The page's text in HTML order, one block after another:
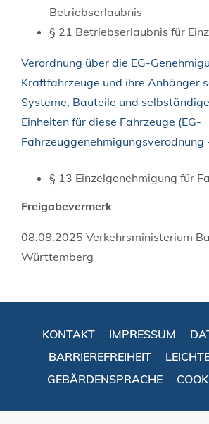
Betriebserlaubnis
§ 21 Betriebserlaubnis für
Verordnung über die EG-
Kraftfahrzeuge und ihre Anhänger
Systeme, Bauteile und
Einheiten für diese Fahrzeuge (EG-
Fahrzeuggenehmigungsverodnung
§ 13 Einzelgenehmigung für
Freigabevermerk
08.08.2025 Verkehrsministerium
Württemberg
KONTAKT IMPRESSUM
BARRIEREFREIHEIT
GEBÄRDENSPRACHE